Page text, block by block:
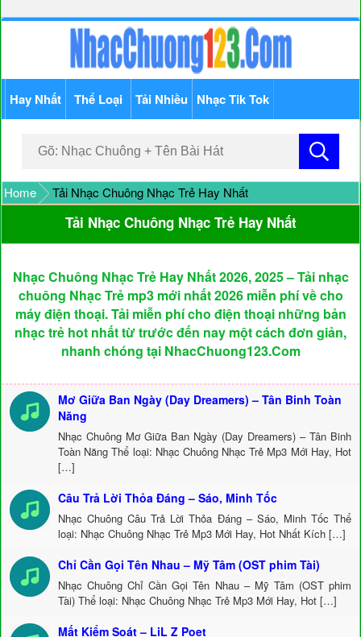
Hay Nhất Thể Loại Tải Nhiều Nhạc Tik Tok
Home Tải Nhạc Chuông Nhạc Trẻ Hay Nhất
Tải Nhạc Chuông Nhạc Trẻ Hay Nhất
Nhạc Chuông Nhạc Trẻ Hay Nhất 2026, 2025 – Tải nhạc
chuông Nhạc Trẻ mp3 mới nhất 2026 miễn phí về cho
máy điện thoại. Tải miễn phí cho điện thoại những bản
nhạc trẻ hot nhất từ trước đến nay một cách đơn giản,
nhanh chóng tại NhacChuong123.Com
Mơ Giữa Ban Ngày (Day Dreamers) – Tân Binh Toàn
Năng
Nhạc Chuông Mơ Giữa Ban Ngày (Day Dreamers) – Tân Binh
Toàn Năng Thể loại: Nhạc Chuông Nhạc Trẻ Mp3 Mới Hay, Hot
[…]
Câu Trả Lời Thỏa Đáng – Sáo, Minh Tốc
Nhạc Chuông Câu Trả Lời Thỏa Đáng – Sáo, Minh Tốc Thể
loại: Nhạc Chuông Nhạc Trẻ Mp3 Mới Hay, Hot Nhất Kích […]
Chỉ Cần Gọi Tên Nhau – Mỹ Tâm (OST phim Tài)
Nhạc Chuông Chỉ Cần Gọi Tên Nhau – Mỹ Tâm (OST phim
Tài) Thể loại: Nhạc Chuông Nhạc Trẻ Mp3 Mới Hay, Hot […]
Mất Kiểm Soát – LiL Z Poet